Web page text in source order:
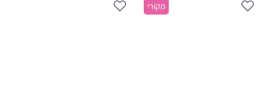
מקורי